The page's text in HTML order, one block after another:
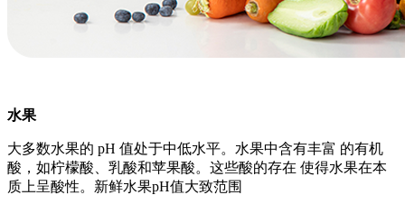
水果
大多数水果的 pH 值处于中低水平。水果中含有丰富 的有机
酸，如柠檬酸、乳酸和苹果酸。这些酸的存在 使得水果在本
质上呈酸性。新鲜水果pH值大致范围